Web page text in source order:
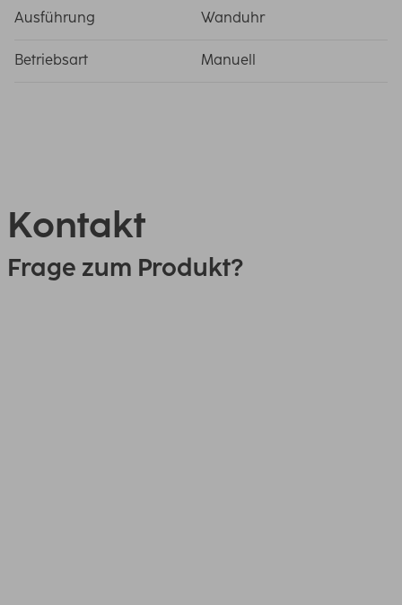
Ausführung Wanduhr
Betriebsart Manuell
Kontakt
Frage zum Produkt?